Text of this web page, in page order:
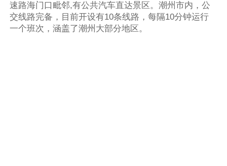
速路海门口毗邻,有公共汽车直达景区。潮州市内，公
交线路完备，目前开设有10条线路，每隔10分钟运行
一个班次，涵盖了潮州大部分地区。